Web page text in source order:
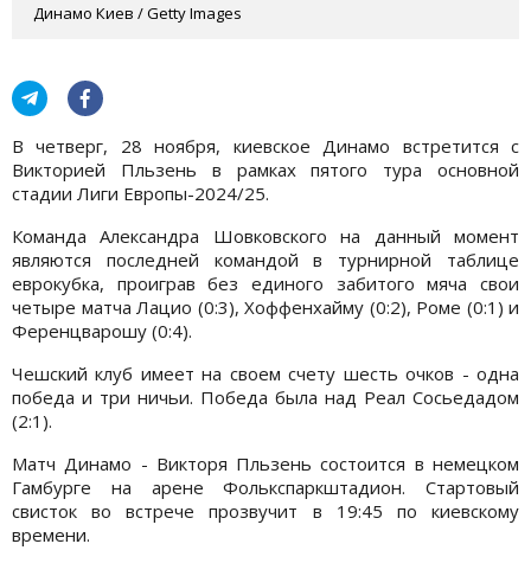
Динамо Киев / Getty Images
В четверг, 28 ноября, киевское Динамо встретится с
Викторией Пльзень в рамках пятого тура основной
стадии Лиги Европы-2024/25.
Команда Александра Шовковского на данный момент
являются последней командой в турнирной таблице
еврокубка, проиграв без единого забитого мяча свои
четыре матча Лацио (0:3), Хоффенхайму (0:2), Роме (0:1) и
Ференцварошу (0:4).
Чешский клуб имеет на своем счету шесть очков - одна
победа и три ничьи. Победа была над Реал Сосьедадом
(2:1).
Матч Динамо - Викторя Пльзень состоится в немецком
Гамбурге на арене Фолькспаркштадион. Стартовый
свисток во встрече прозвучит в 19:45 по киевскому
времени.